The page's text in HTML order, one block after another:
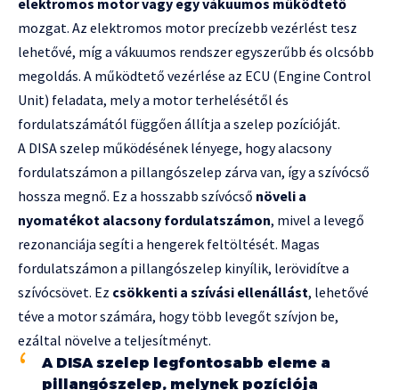
elektromos motor vagy egy vákuumos működtető
mozgat. Az elektromos motor precízebb vezérlést tesz
lehetővé, míg a vákuumos rendszer egyszerűbb és olcsóbb
megoldás. A működtető vezérlése az ECU (Engine Control
Unit) feladata, mely a motor terhelésétől és
fordulatszámától függően állítja a szelep pozícióját.
A DISA szelep működésének lényege, hogy alacsony
fordulatszámon a pillangószelep zárva van, így a szívócső
hossza megnő. Ez a hosszabb szívócső növeli a
nyomatékot alacsony fordulatszámon, mivel a levegő
rezonanciája segíti a hengerek feltöltését. Magas
fordulatszámon a pillangószelep kinyílik, lerövidítve a
szívócsövet. Ez csökkenti a szívási ellenállást, lehetővé
téve a motor számára, hogy több levegőt szívjon be,
ezáltal növelve a teljesítményt.
A DISA szelep legfontosabb eleme a
pillangószelep, melynek pozíciója